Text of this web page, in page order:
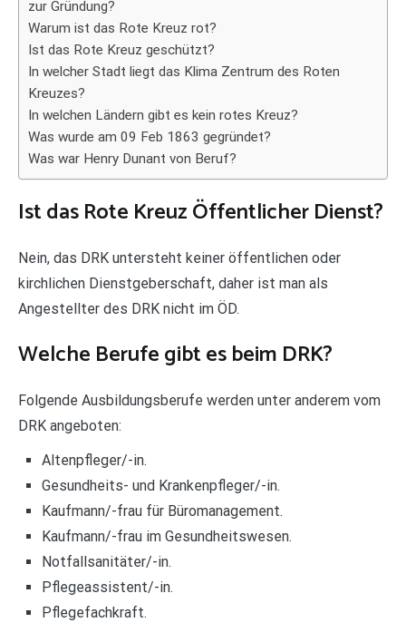
zur Gründung?
Warum ist das Rote Kreuz rot?
Ist das Rote Kreuz geschützt?
In welcher Stadt liegt das Klima Zentrum des Roten
Kreuzes?
In welchen Ländern gibt es kein rotes Kreuz?
Was wurde am 09 Feb 1863 gegründet?
Was war Henry Dunant von Beruf?
Ist das Rote Kreuz Öffentlicher Dienst?
Nein, das DRK untersteht keiner öffentlichen oder
kirchlichen Dienstgeberschaft, daher ist man als
Angestellter des DRK nicht im ÖD.
Welche Berufe gibt es beim DRK?
Folgende Ausbildungsberufe werden unter anderem vom
DRK angeboten:
Altenpfleger/-in.
Gesundheits- und Krankenpfleger/-in.
Kaufmann/-frau für Büromanagement.
Kaufmann/-frau im Gesundheitswesen.
Notfallsanitäter/-in.
Pflegeassistent/-in.
Pflegefachkraft.